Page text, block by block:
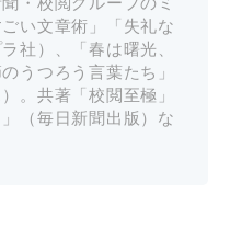
い文章術」「失礼な
社）、「春は曙光、
うつろう言葉たち」
。共著「校閲至極」
」（毎日新聞出版）な